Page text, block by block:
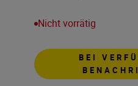
Nicht vorrätig
BEI